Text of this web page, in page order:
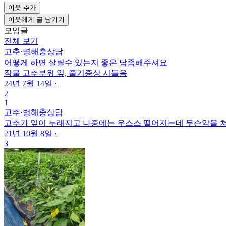
이웃 추가
이웃에게 글 남기기
모임글
전체 보기
고추·병해충상담
어떻게 하면 살릴수 있는지 좋은 답좀해주셔요
작물 고추부위 잎, 줄기 증상 시들음
24년 7월 14일 ·
2
1
고추·병해충상담
고추가 잎이 누래지고 나중에는 우스스 떨어지는데 무슨약을
21년 10월 8일 ·
3